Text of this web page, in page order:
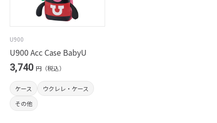
U900
U900 Acc Case BabyU
3,740 円（税込）
ケース
ウクレレ・ケース
その他